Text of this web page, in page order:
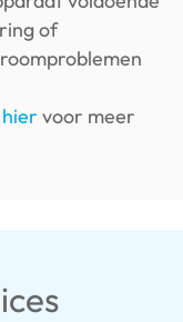
of
hier voor meer